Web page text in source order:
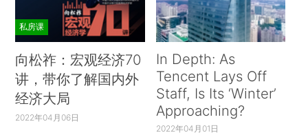
私房课
向松祚：宏观经济70
讲，带你了解国内外
经济大局
2022年04月06日
In Depth: As
Tencent Lays Off
Staff, Is Its ‘Winter’
Approaching?
2022年04月01日